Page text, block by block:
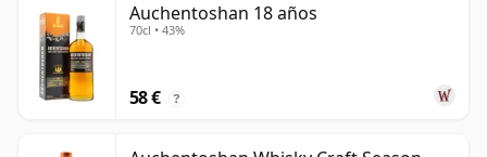
Auchentoshan 18 años
70cl • 43%
58 € ?